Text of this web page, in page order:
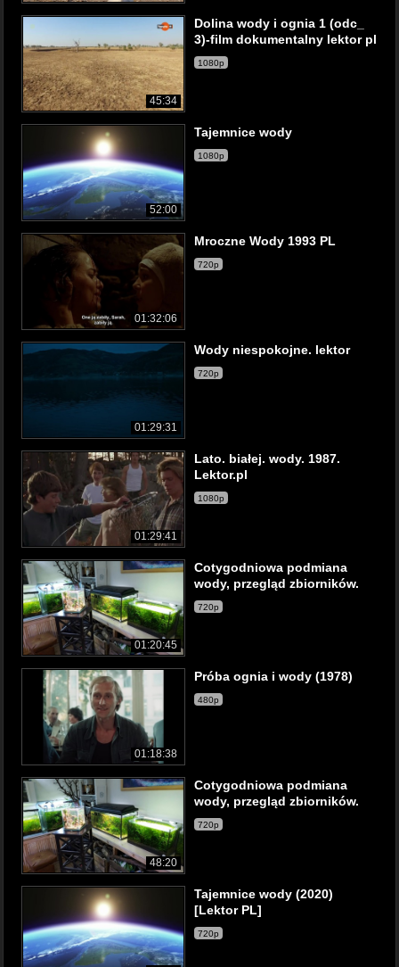
45:34
Dolina wody i ognia 1 (odc_
3)-film dokumentalny lektor pl
1080p
52:00
Tajemnice wody
1080p
01:32:06
Mroczne Wody 1993 PL
720p
01:29:31
Wody niespokojne. lektor
720p
01:29:41
Lato. białej. wody. 1987.
Lektor.pl
1080p
01:20:45
Cotygodniowa podmiana
wody, przegląd zbiorników.
720p
01:18:38
Próba ognia i wody (1978)
480p
48:20
Cotygodniowa podmiana
wody, przegląd zbiorników.
720p
Tajemnice wody (2020)
[Lektor PL]
720p